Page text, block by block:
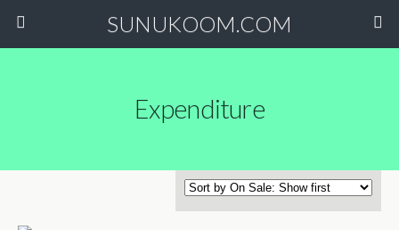
SUNUKOOM.COM
Expenditure